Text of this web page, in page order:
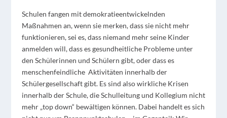
Schulen fangen mit demokratieentwickelnden
Maßnahmen an, wenn sie merken, dass sie nicht mehr
funktionieren, sei es, dass niemand mehr seine Kinder
anmelden will, dass es gesundheitliche Probleme unter
den Schülerinnen und Schülern gibt, oder dass es
menschenfeindliche Aktivitäten innerhalb der
Schülergesellschaft gibt. Es sind also wirkliche Krisen
innerhalb der Schule, die Schulleitung und Kollegium nicht
mehr „top down“ bewältigen können. Dabei handelt es sich